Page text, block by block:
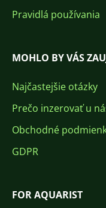
Pravidlá používania
MOHLO BY VÁS
Najčastejšie otázky
Prečo inzerovať u
Obchodné
GDPR
FOR AQUARIST